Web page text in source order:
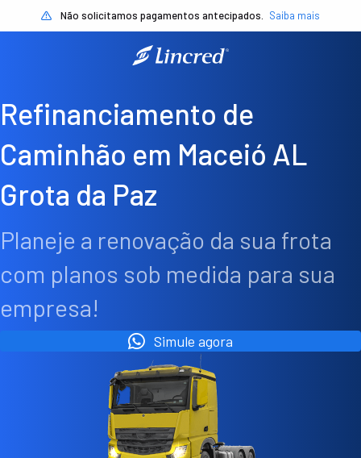
Não solicitamos pagamentos antecipados. Saiba mais
Refinanciamento de
Caminhão em Maceió AL
Grota da Paz
Planeje a renovação da sua frota
com planos sob medida para sua
empresa!
Simule agora